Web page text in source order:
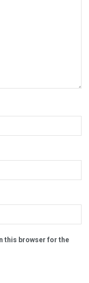
this browser for the